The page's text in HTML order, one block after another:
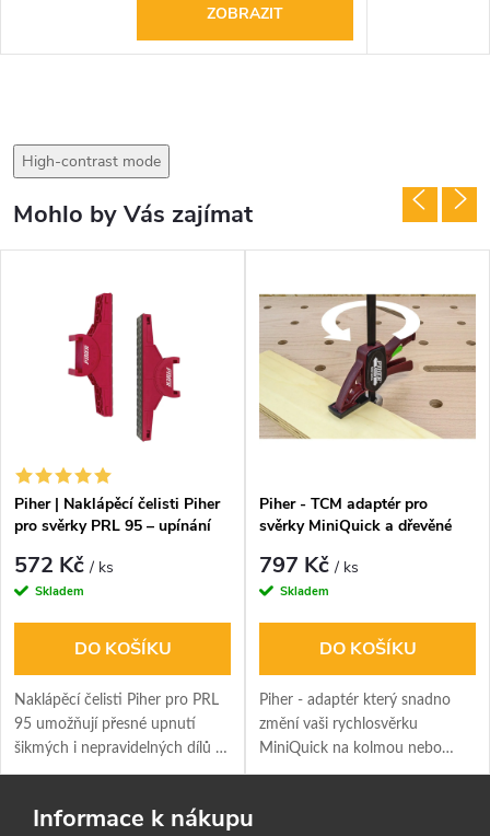
ZOBRAZIT
High-contrast mode
Mohlo by Vás zajímat
Piher | Naklápěcí čelisti Piher
pro svěrky PRL 95 – upínání
572 Kč/ ks
Skladem
DO KOŠÍKU
Naklápěcí čelisti Piher pro PRL
95 umožňují přesné upnutí
šikmých i nepravidelných dílů v
rozsahu 2×22,5°, celkem až 45°.
Piher - TCM adaptér pro
svěrky MiniQuick a dřevěné
797 Kč/ ks
Skladem
DO KOŠÍKU
Piher - adaptér který snadno
změní vaši rychlosvěrku
MiniQuick na kolmou nebo
plochou svěrku do pracovního
Informace k nákupu